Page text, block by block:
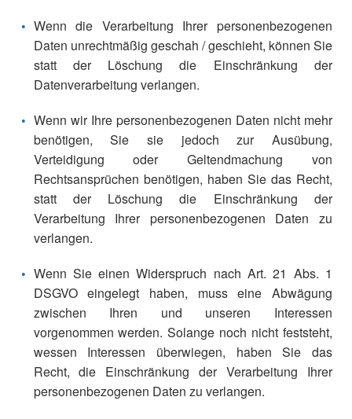
Wenn die Verarbeitung Ihrer personenbezogenen
Daten unrechtmäßig geschah / geschieht, können Sie
statt der Löschung die Einschränkung der
Datenverarbeitung verlangen.
Wenn wir Ihre personenbezogenen Daten nicht mehr
benötigen, Sie sie jedoch zur Ausübung,
Verteidigung oder Geltendmachung von
Rechtsansprüchen benötigen, haben Sie das Recht,
statt der Löschung die Einschränkung der
Verarbeitung Ihrer personenbezogenen Daten zu
verlangen.
Wenn Sie einen Widerspruch nach Art. 21 Abs. 1
DSGVO eingelegt haben, muss eine Abwägung
zwischen Ihren und unseren Interessen
vorgenommen werden. Solange noch nicht feststeht,
wessen Interessen überwiegen, haben Sie das
Recht, die Einschränkung der Verarbeitung Ihrer
personenbezogenen Daten zu verlangen.